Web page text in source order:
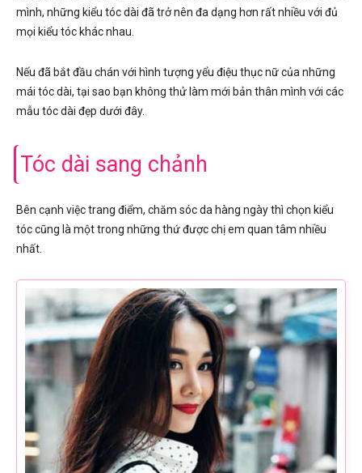
mình, những kiểu tóc dài đã trở nên đa dạng hơn rất nhiều với đủ
mọi kiểu tóc khác nhau.
Nếu đã bắt đầu chán với hình tượng yểu điệu thục nữ của những
mái tóc dài, tại sao bạn không thử làm mới bản thân mình với các
mẫu tóc dài đẹp dưới đây.
Tóc dài sang chảnh
Bên cạnh việc trang điểm, chăm sóc da hàng ngày thì chọn kiểu
tóc cũng là một trong những thứ được chị em quan tâm nhiều
nhất.